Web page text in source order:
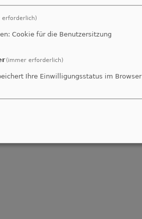
erforderlich)
Cookie für die Benutzersitzung
(immer erforderlich)
Ihre Einwilligungsstatus im Browser